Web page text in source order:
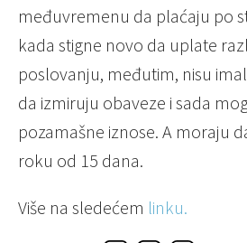
međuvremenu da plaćaju po
kada stigne novo da uplate
poslovanju, međutim, nisu
da izmiruju obaveze i sada
pozamašne iznose. A moraju
roku od 15 dana.
Više na sledećem linku.